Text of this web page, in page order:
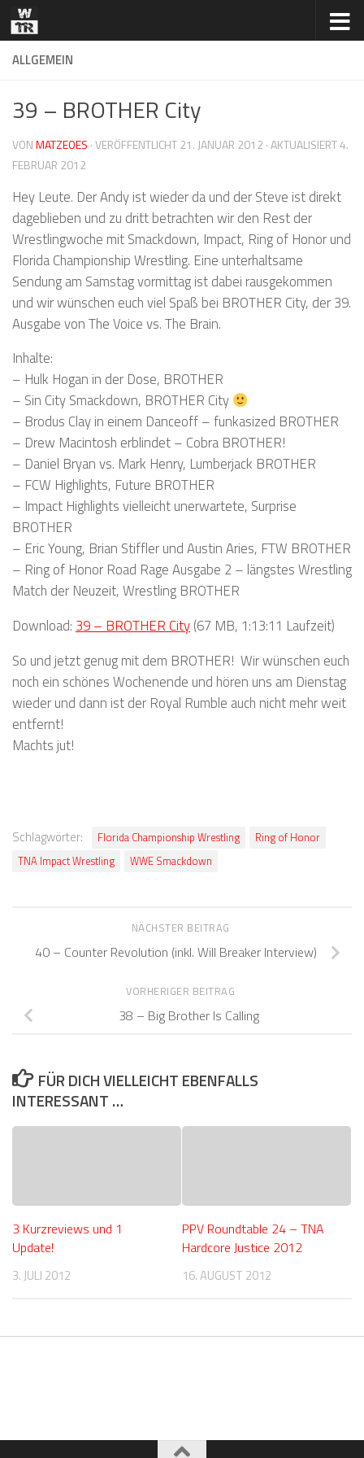
Zum Inhalt springen
ALLGEMEIN
39 – BROTHER City
VONMATZEOES · VERÖFFENTLICHT21. JANUAR 2012 · AKTUALISIERT4.
FEBRUAR 2012
Hey Leute. Der Andy ist wieder da und der Steve ist direkt
dageblieben und zu dritt betrachten wir den Rest der
Wrestlingwoche mit Smackdown, Impact, Ring of Honor und
Florida Championship Wrestling. Eine unterhaltsame
Sendung am Samstag vormittag ist dabei rausgekommen
und wir wünschen euch viel Spaß bei BROTHER City, der 39.
Ausgabe von The Voice vs. The Brain.
Inhalte:
– Hulk Hogan in der Dose, BROTHER
– Sin City Smackdown, BROTHER City
– Brodus Clay in einem Danceoff – funkasized BROTHER
– Drew Macintosh erblindet – Cobra BROTHER!
– Daniel Bryan vs. Mark Henry, Lumberjack BROTHER
– FCW Highlights, Future BROTHER
– Impact Highlights vielleicht unerwartete, Surprise
BROTHER
– Eric Young, Brian Stiffler und Austin Aries, FTW BROTHER
– Ring of Honor Road Rage Ausgabe 2 – längstes Wrestling
Match der Neuzeit, Wrestling BROTHER
Download: 39 – BROTHER City (67 MB, 1:13:11 Laufzeit)
So und jetzt genug mit dem BROTHER! Wir wünschen euch
noch ein schönes Wochenende und hören uns am Dienstag
wieder und dann ist der Royal Rumble auch nicht mehr weit
entfernt!
Machts jut!
Schlagwörter: Florida Championship Wrestling
Ring of Honor
TNA Impact Wrestling
WWE Smackdown
NÄCHSTER BEITRAG
40 – Counter Revolution (inkl. Will Breaker Interview)
VORHERIGER BEITRAG
38 – Big Brother Is Calling
FÜR DICH VIELLEICHT EBENFALLS
INTERESSANT …
3 Kurzreviews und 1
Update!
3. JULI 2012
PPV Roundtable 24 – TNA
Hardcore Justice 2012
16. AUGUST 2012